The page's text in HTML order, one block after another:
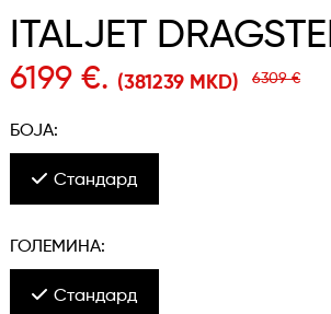
ITALJET
6199 €. (381239 MKD) 6309 €
БОЈА:
Стандард
ГОЛЕМИНА:
Стандард